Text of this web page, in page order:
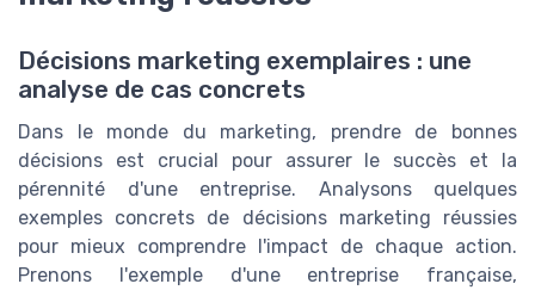
Décisions marketing exemplaires : une
analyse de cas concrets
Dans le monde du marketing, prendre de bonnes
décisions est crucial pour assurer le succès et la
pérennité d'une entreprise. Analysons quelques
exemples concrets de décisions marketing réussies
pour mieux comprendre l'impact de chaque action.
Prenons l'exemple d'une entreprise française,